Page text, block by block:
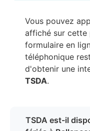
Vous pouvez
affiché sur cette
formulaire en
téléphonique
d'obtenir une
TSDA.
TSDA est-il